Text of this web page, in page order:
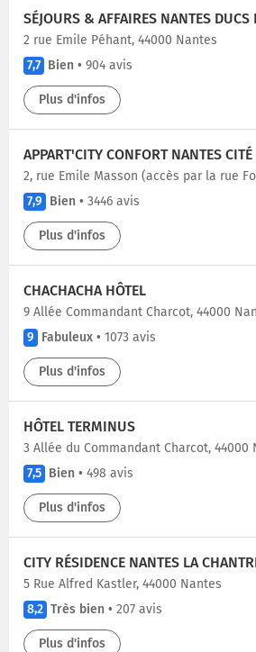
2 rue Emile Péhant, 44000 Nantes
7,7 Bien • 904 avis
Plus d'infos
2, rue Emile Masson (accès par la rue Fouré), 44000
7,9 Bien • 3446 avis
Plus d'infos
CHACHACHA HÔTEL
9 Allée Commandant Charcot, 44000
9 Fabuleux • 1073 avis
Plus d'infos
HÔTEL TERMINUS
3 Allée du Commandant Charcot, 44000
7,5 Bien • 498 avis
Plus d'infos
CITY RÉSIDENCE NANTES LA
5 Rue Alfred Kastler, 44000 Nantes
8,2 Très bien • 207 avis
Plus d'infos